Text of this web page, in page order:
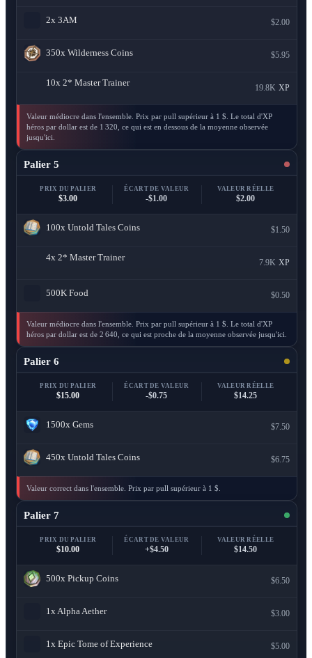
2x 3AM $2.00
350x Wilderness Coins $5.95
10x 2* Master Trainer
19.8K XP
Valeur médiocre dans l'ensemble. Prix par pull supérieur à 1 $. Le total d'XP
héros par dollar est de 1 320, ce qui est en dessous de la moyenne observée
jusqu'ici.
Palier 5
PRIX DU PALIER
$3.00
ÉCART DE VALEUR
-$1.00
VALEUR RÉELLE
$2.00
100x Untold Tales Coins $1.50
4x 2* Master Trainer
7.9K XP
500K Food $0.50
Valeur médiocre dans l'ensemble. Prix par pull supérieur à 1 $. Le total d'XP
héros par dollar est de 2 640, ce qui est proche de la moyenne observée jusqu'ici.
Palier 6
PRIX DU PALIER
$15.00
ÉCART DE VALEUR
-$0.75
VALEUR RÉELLE
$14.25
1500x Gems $7.50
450x Untold Tales Coins $6.75
Valeur correct dans l'ensemble. Prix par pull supérieur à 1 $.
Palier 7
PRIX DU PALIER
$10.00
ÉCART DE VALEUR
+$4.50
VALEUR RÉELLE
$14.50
500x Pickup Coins $6.50
1x Alpha Aether $3.00
1x Epic Tome of Experience $5.00